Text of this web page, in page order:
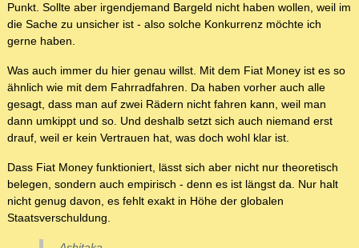
Punkt. Sollte aber irgendjemand Bargeld nicht haben wollen, weil im
die Sache zu unsicher ist - also solche Konkurrenz möchte ich
gerne haben.
Was auch immer du hier genau willst. Mit dem Fiat Money ist es so
ähnlich wie mit dem Fahrradfahren. Da haben vorher auch alle
gesagt, dass man auf zwei Rädern nicht fahren kann, weil man
dann umkippt und so. Und deshalb setzt sich auch niemand erst
drauf, weil er kein Vertrauen hat, was doch wohl klar ist.
Dass Fiat Money funktioniert, lässt sich aber nicht nur theoretisch
belegen, sondern auch empirisch - denn es ist längst da. Nur halt
nicht genug davon, es fehlt exakt in Höhe der globalen
Staatsverschuldung.